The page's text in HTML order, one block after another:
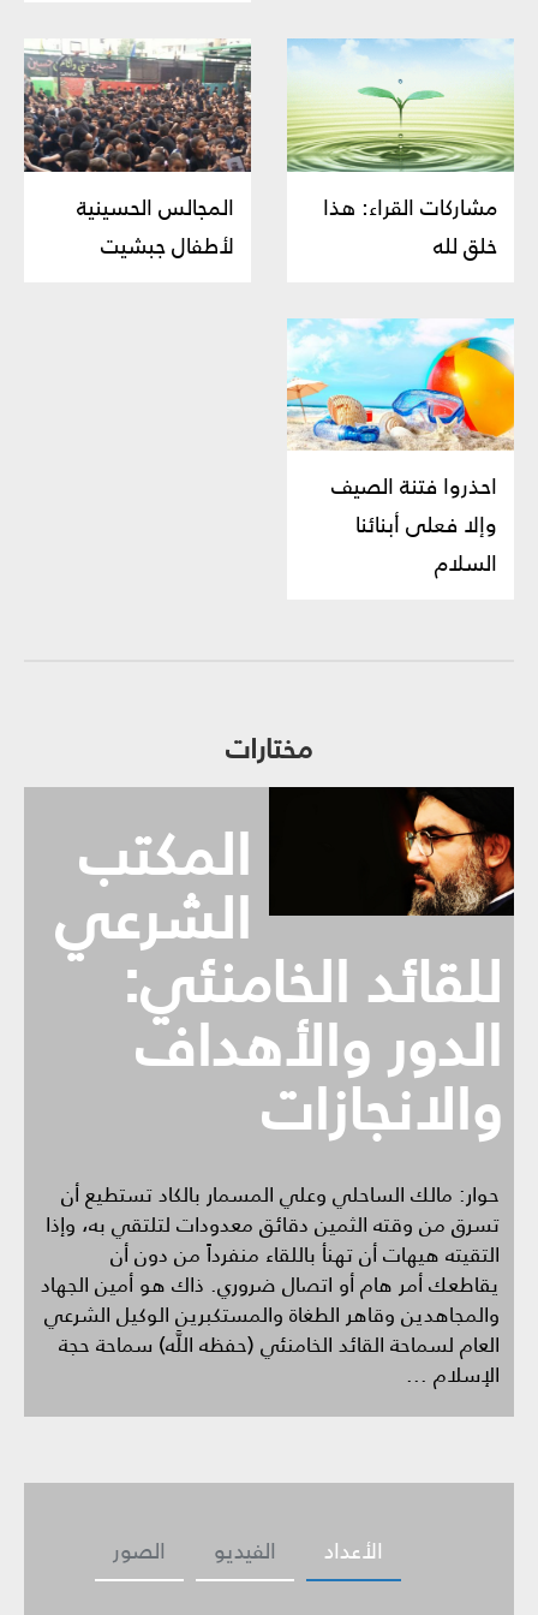
مشاركات القراء: هذا
خلق لله
المجالس الحسينية
لأطفال جبشيت
احذروا فتنة الصيف
وإلا فعلى أبنائنا
السلام
مختارات
المكتب
الشرعي
للقائد الخامنئي:
الدور والأهداف
والانجازات
حوار: مالك الساحلي وعلي المسمار بالكاد تستطيع أن
تسرق من وقته الثمين دقائق معدودات لتلتقي به، وإذا
التقيته هيهات أن تهنأ باللقاء منفرداً من دون أن
يقاطعك أمر هام أو اتصال ضروري. ذاك هو أمين الجهاد
والمجاهدين وقاهر الطغاة والمستكبرين الوكيل الشرعي
العام لسماحة القائد الخامنئي (حفظه اللَّه) سماحة حجة
الإسلام ...
الصور الفيديو الأعداد